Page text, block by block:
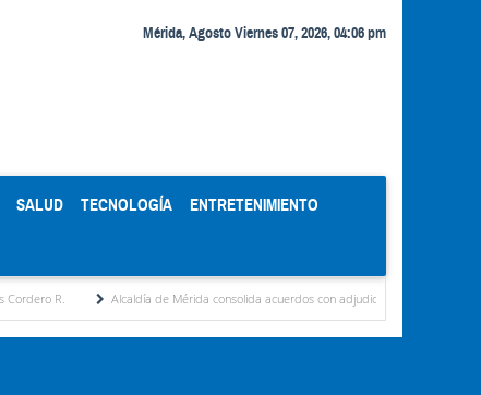
Mérida, Agosto Viernes 07, 2026, 04:06 pm
SALUD TECNOLOGÍA ENTRETENIMIENTO
Alcaldía de Mérida consolida acuerdos con adjudicatarios del Mercado Periférico